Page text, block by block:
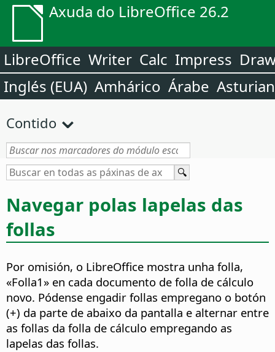
Axuda do LibreOffice 26.2
LibreOffice Writer Calc Impress
Inglés (EUA) Amhárico Árabe
Contido
Navegar polas lapelas das
follas
Por omisión, o LibreOffice mostra unha folla,
«Folla1» en cada documento de folla de cálculo
novo. Pódense engadir follas empregano o botón
(+) da parte de abaixo da pantalla e alternar entre
as follas da folla de cálculo empregando as
lapelas das follas.